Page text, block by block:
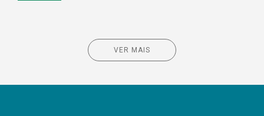
VER MAIS